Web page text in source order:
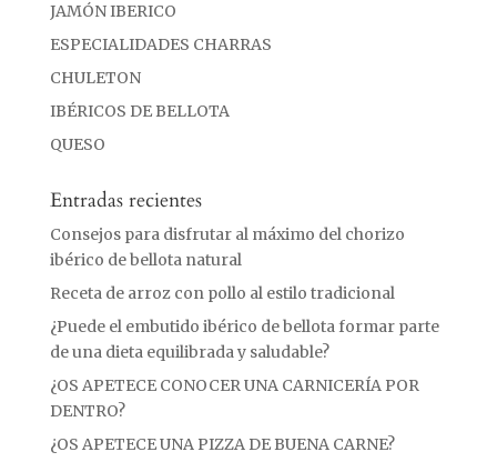
JAMÓN IBERICO
ESPECIALIDADES CHARRAS
CHULETON
IBÉRICOS DE BELLOTA
QUESO
Entradas recientes
Consejos para disfrutar al máximo del chorizo
ibérico de bellota natural
Receta de arroz con pollo al estilo tradicional
¿Puede el embutido ibérico de bellota formar parte
de una dieta equilibrada y saludable?
¿OS APETECE CONOCER UNA CARNICERÍA POR
DENTRO?
¿OS APETECE UNA PIZZA DE BUENA CARNE?